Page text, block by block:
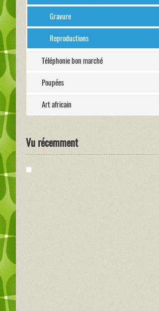
Gravure
Reproductions
Téléphonie bon marché
Poupées
Art africain
Vu récemment